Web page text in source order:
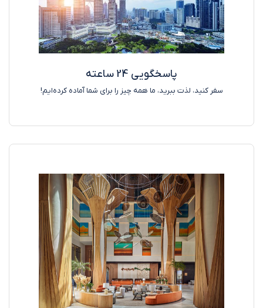
پاسخگویی 24 ساعته
سفر کنید، لذت ببرید، ما همه چیز را برای شما آماده کرده‌ایم!